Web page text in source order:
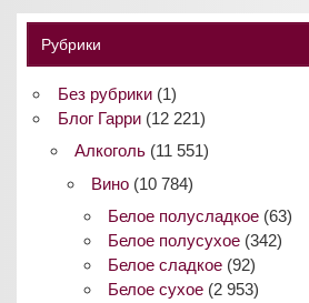
Рубрики
Без рубрики(1)
Блог Гарри(12 221)
Алкоголь(11 551)
Вино(10 784)
Белое полусладкое (63)
Белое полусухое (342)
Белое сладкое (92)
Белое сухое (2 953)